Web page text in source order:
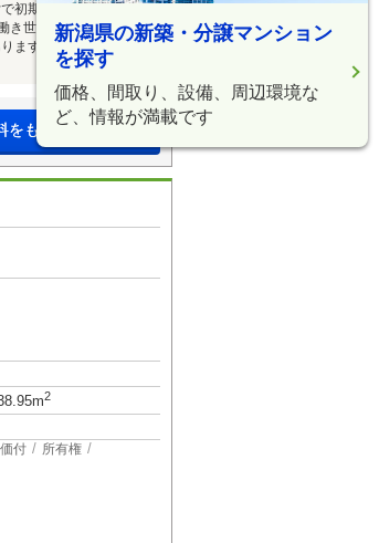
初期費用を抑えられま
き世帯にも嬉しい家事
ます。（対象者：子育
をもらう（無料）
2
付
所有権
新潟県の新築・分譲マンション
を探す
価格、間取り、設備、周辺環境な
ど、情報が満載です